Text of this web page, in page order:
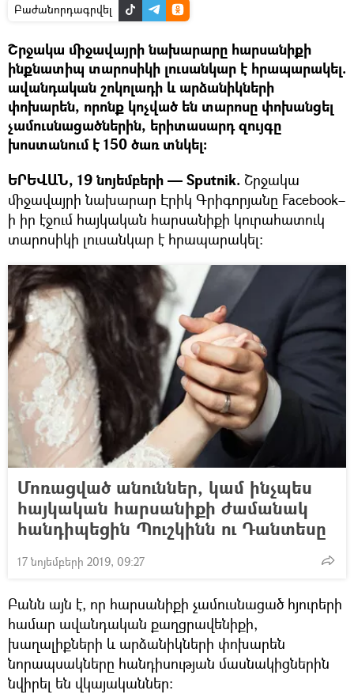
Բաժանորդագրվել
Շրջակա միջավայրի նախարարը հարսանիքի
ինքնատիպ տարոսիկի լուսանկար է հրապարակել.
ավանդական շոկոլադի և արձանիկների
փոխարեն, որոնք կոչված են տարոսը փոխանցել
չամուսնացածներին, երիտասարդ զույգը
խոստանում է 150 ծառ տնկել։
ԵՐԵՎԱՆ, 19 նոյեմբերի — Sputnik. Շրջակա
միջավայրի նախարար Էրիկ Գրիգորյանը Facebook–
ի իր էջում հայկական հարսանիքի կուրահատուկ
տարոսիկի լուսանկար է հրապարակել։
Մոռացված անուններ, կամ ինչպես
հայկական հարսանիքի ժամանակ
հանդիպեցին Պուշկինն ու Դանտեսը
17 նոյեմբերի 2019, 09:27
Բանն այն է, որ հարսանիքի չամուսնացած հյուրերի
համար ավանդական քաղցրավենիքի,
խաղալիքների և արձանիկների փոխարեն
նորապսակները հանդիսության մասնակիցներին
նվիրել են վկայականներ։